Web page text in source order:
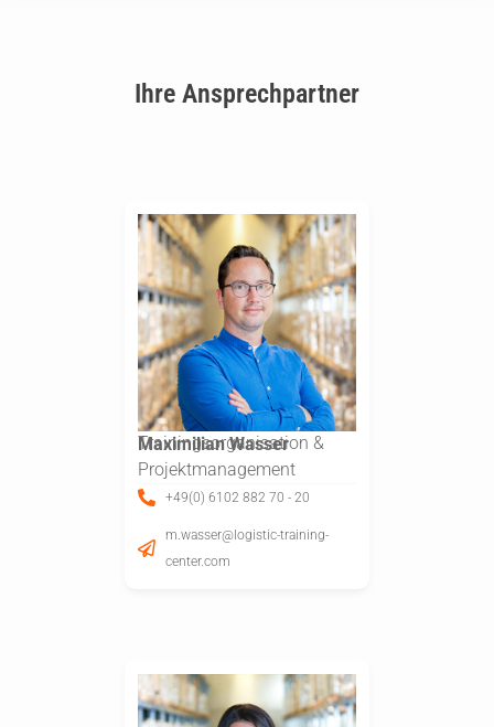
Ihre Ansprechpartner
Maximilian Wasser
Trainingsorganisation &
Projektmanagement
+49(0) 6102 882 70 - 20
m.wasser@logistic-training-
center.com